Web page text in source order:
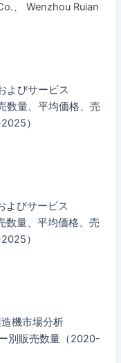
、 Wenzhou Ruian
よびサービス
数量、平均価格、売
）
よびサービス
数量、平均価格、売
）
機市場分析
別販売数量（2020-